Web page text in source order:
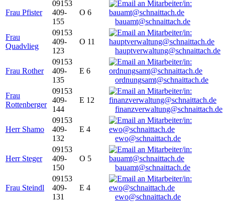
Frau Pfister
09153
409-
155
O 6
bauamt@schnaittach.de
Frau
Quadvlieg
09153
409-
123
O 11
hauptverwaltung@schnaittach.de
Frau Rother
09153
409-
135
E 6
ordnungsamt@schnaittach.de
Frau
Rottenberger
09153
409-
144
E 12
finanzverwaltung@schnaittach.de
Herr Shamo
09153
409-
132
E 4
ewo@schnaittach.de
Herr Steger
09153
409-
150
O 5
bauamt@schnaittach.de
Frau Steindl
09153
409-
131
E 4
ewo@schnaittach.de